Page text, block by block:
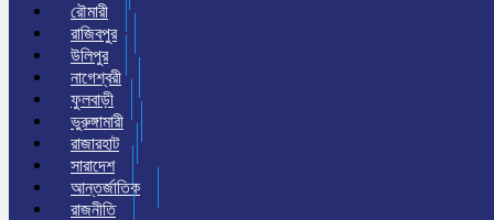
রৌমারী
রাজিবপুর
উলিপুর
নাগেশ্বরী
ফুলবাড়ী
ভুরুঙ্গামারী
রাজারহাট
সারাদেশ
আন্তর্জাতিক
রাজনীতি